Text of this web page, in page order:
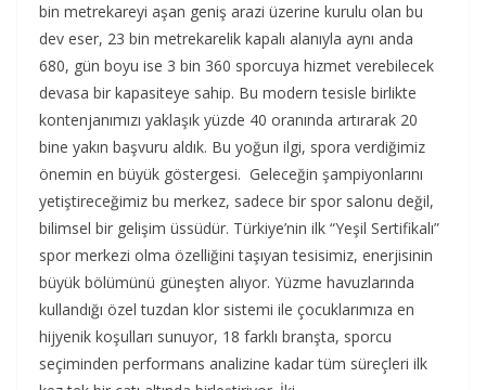
bin metrekareyi aşan geniş arazi üzerine kurulu olan bu
dev eser, 23 bin metrekarelik kapalı alanıyla aynı anda
680, gün boyu ise 3 bin 360 sporcuya hizmet verebilecek
devasa bir kapasiteye sahip. Bu modern tesisle birlikte
kontenjanımızı yaklaşık yüzde 40 oranında artırarak 20
bine yakın başvuru aldık. Bu yoğun ilgi, spora verdiğimiz
önemin en büyük göstergesi. Geleceğin şampiyonlarını
yetiştireceğimiz bu merkez, sadece bir spor salonu değil,
bilimsel bir gelişim üssüdür. Türkiye’nin ilk “Yeşil Sertifikalı”
spor merkezi olma özelliğini taşıyan tesisimiz, enerjisinin
büyük bölümünü güneşten alıyor. Yüzme havuzlarında
kullandığı özel tuzdan klor sistemi ile çocuklarımıza en
hijyenik koşulları sunuyor, 18 farklı branşta, sporcu
seçiminden performans analizine kadar tüm süreçleri ilk